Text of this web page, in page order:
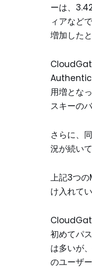
ーは、
ィアなど
増加したと
用増とな
スキーの
さらに、
況が続い
上記3つの
け入れて
初めてパ
は多いが
のユーザ